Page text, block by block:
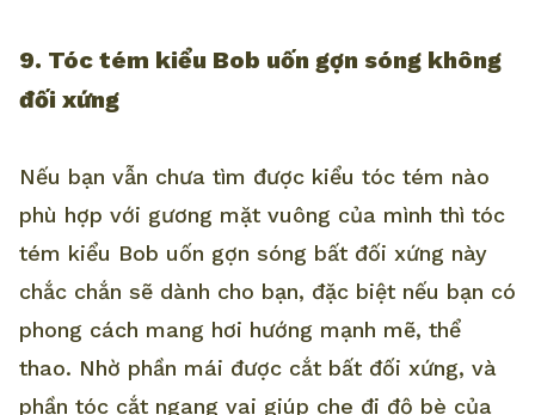
9. Tóc tém kiểu Bob uốn gợn sóng không
đối xứng
Nếu bạn vẫn chưa tìm được kiểu tóc tém nào
phù hợp với gương mặt vuông của mình thì tóc
tém kiểu Bob uốn gợn sóng bất đối xứng này
chắc chắn sẽ dành cho bạn, đặc biệt nếu bạn có
phong cách mang hơi hướng mạnh mẽ, thể
thao. Nhờ phần mái được cắt bất đối xứng, và
phần tóc cắt ngang vai giúp che đi độ bè của